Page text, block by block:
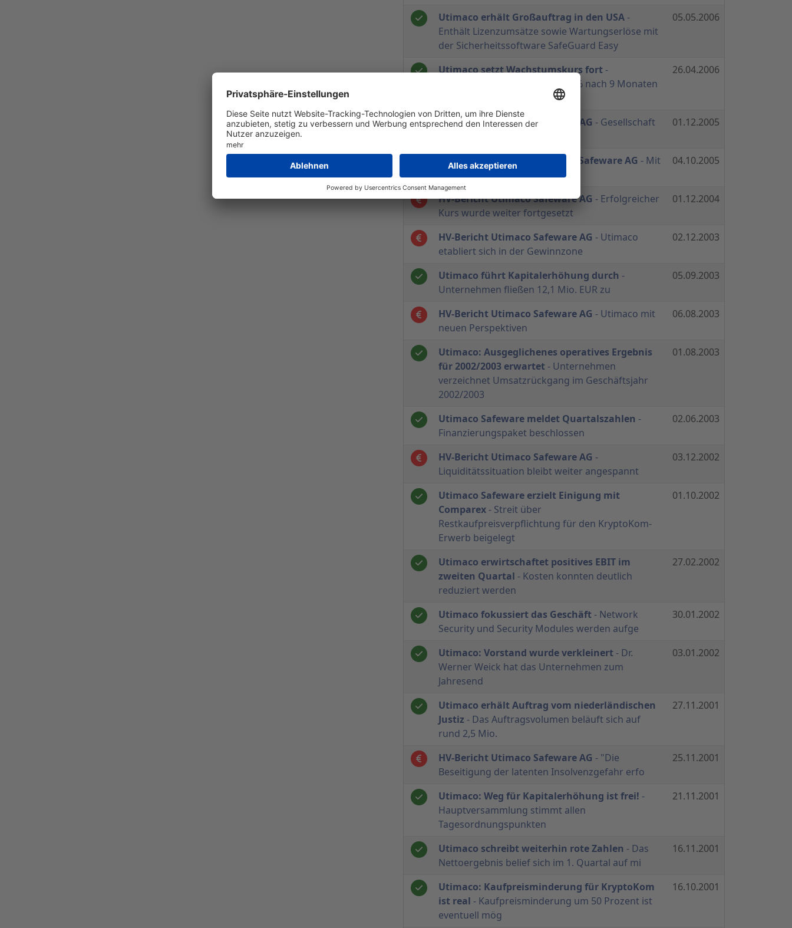
Utimaco erhält Großauftrag in den USA -
Enthält Lizenzumsätze sowie Wartungserlöse mit
der Sicherheitssoftware SafeGuard Easy
05.05.2006
Utimaco setzt Wachstumskurs fort-
Umsatzwachstum von rund 17% nach 9 Monaten
des Geschäftsjahres 2005/2006
26.04.2006
HV-Bericht Utimaco Safeware AG - Gesellschaft
01.12.2005
Analystenkonferenz Utimaco Safeware AG - Mit
Sicherheit zum Erfolg
04.10.2005
HV-Bericht Utimaco Safeware AG - Erfolgreicher
Kurs wurde weiter fortgesetzt
01.12.2004
HV-Bericht Utimaco Safeware AG - Utimaco
etabliert sich in der Gewinnzone
02.12.2003
Utimaco führt Kapitalerhöhung durch -
Unternehmen fließen 12,1 Mio. EUR zu
05.09.2003
HV-Bericht Utimaco Safeware AG - Utimaco mit
neuen Perspektiven
06.08.2003
Utimaco: Ausgeglichenes operatives Ergebnis
für 2002/2003 erwartet - Unternehmen
verzeichnet Umsatzrückgang im Geschäftsjahr
2002/2003
01.08.2003
Utimaco Safeware meldet Quartalszahlen -
Finanzierungspaket beschlossen
02.06.2003
HV-Bericht Utimaco Safeware AG -
Liquiditätssituation bleibt weiter angespannt
03.12.2002
Utimaco Safeware erzielt Einigung mit
Comparex- Streit über
Restkaufpreisverpflichtung für den KryptoKom-
Erwerb beigelegt
01.10.2002
Utimaco erwirtschaftet positives EBIT im
zweiten Quartal - Kosten konnten deutlich
reduziert werden
27.02.2002
Utimaco fokussiert das Geschäft- Network
Security und Security Modules werden aufge
30.01.2002
Utimaco: Vorstand wurde verkleinert - Dr.
Werner Weick hat das Unternehmen zum
Jahresend
03.01.2002
Utimaco erhält Auftrag vom niederländischen
Justiz - Das Auftragsvolumen beläuft sich auf
rund 2,5 Mio.
27.11.2001
HV-Bericht Utimaco Safeware AG - "Die
Beseitigung der latenten Insolvenzgefahr erfo
25.11.2001
Utimaco: Weg für Kapitalerhöhung ist frei! -
Hauptversammlung stimmt allen
Tagesordnungspunkten
21.11.2001
Utimaco schreibt weiterhin rote Zahlen - Das
Nettoergebnis belief sich im 1. Quartal auf mi
16.11.2001
Utimaco: Kaufpreisminderung für KryptoKom
ist real - Kaufpreisminderung um 50 Prozent ist
eventuell mög
16.10.2001